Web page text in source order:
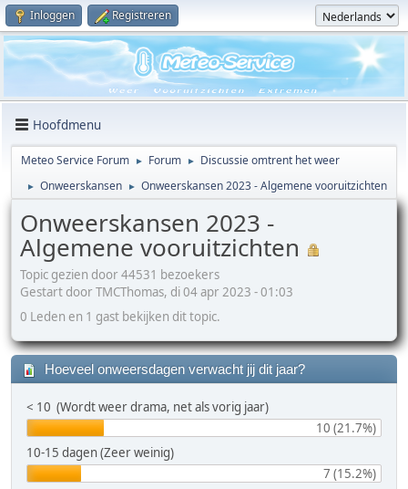
Inloggen Registreren
Hoofdmenu
Meteo Service Forum ► Forum ► Discussie omtrent het weer
► Onweerskansen ► Onweerskansen 2023 - Algemene vooruitzichten
Onweerskansen 2023 -
Algemene vooruitzichten
Topic gezien door 44531 bezoekers
Gestart door TMCThomas, di 04 apr 2023 - 01:03
0 Leden en 1 gast bekijken dit topic.
Hoeveel onweersdagen verwacht jij dit jaar?
< 10 (Wordt weer drama, net als vorig jaar)
10 (21.7%)
10-15 dagen (Zeer weinig)
7 (15.2%)